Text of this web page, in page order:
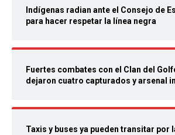
Indígenas radian ante el Consejo de
para hacer respetar la línea negra
Fuertes combates con el Clan del
dejaron cuatro capturados y arsenal
Taxis y buses ya pueden transitar por